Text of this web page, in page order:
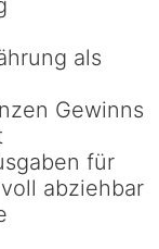
als
Gewinns
für
abziehbar